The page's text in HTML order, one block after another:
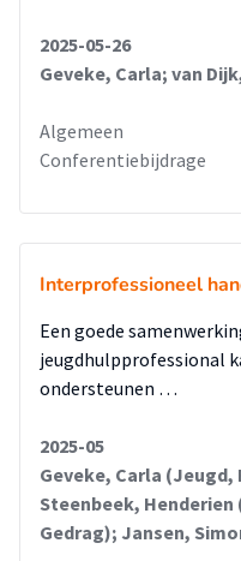
2025-05-26
Geveke, Carla; van
Algemeen
Conferentiebijdrage
Interprofessioneel
Een goede
jeugdhulpprofessional
ondersteunen …
2025-05
Geveke, Carla (Jeugd,
Steenbeek, Henderien
Gedrag); Jansen,